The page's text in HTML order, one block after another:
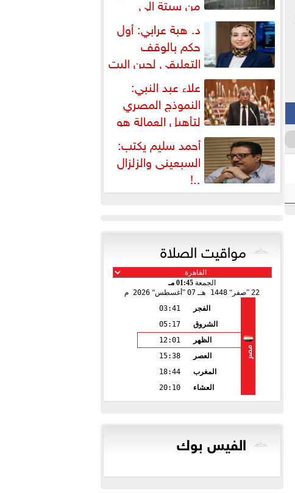
المغرب... وارتفاع حصيلة...
د. هبة عرابي: أول
حكم بالوقف
التعليقي لحين البت
في الطعن على... علاء عبد النبي:
النموذج المصري
لتأهيل العمالة هو
البديل العملي والأمثل لأزمات...
أحمد سليم يكتب:
السبعينى والزلزال
..!
مواقيت الصلاة
الجمعة 01:45 مـ
22 صفر 1448 هـ 07 أغسطس 2026 م
مصر
الفجر
03:41
الشروق
05:17
الظهر
12:01
العصر
15:38
المغرب
18:44
العشاء
20:10
الفيس بوك